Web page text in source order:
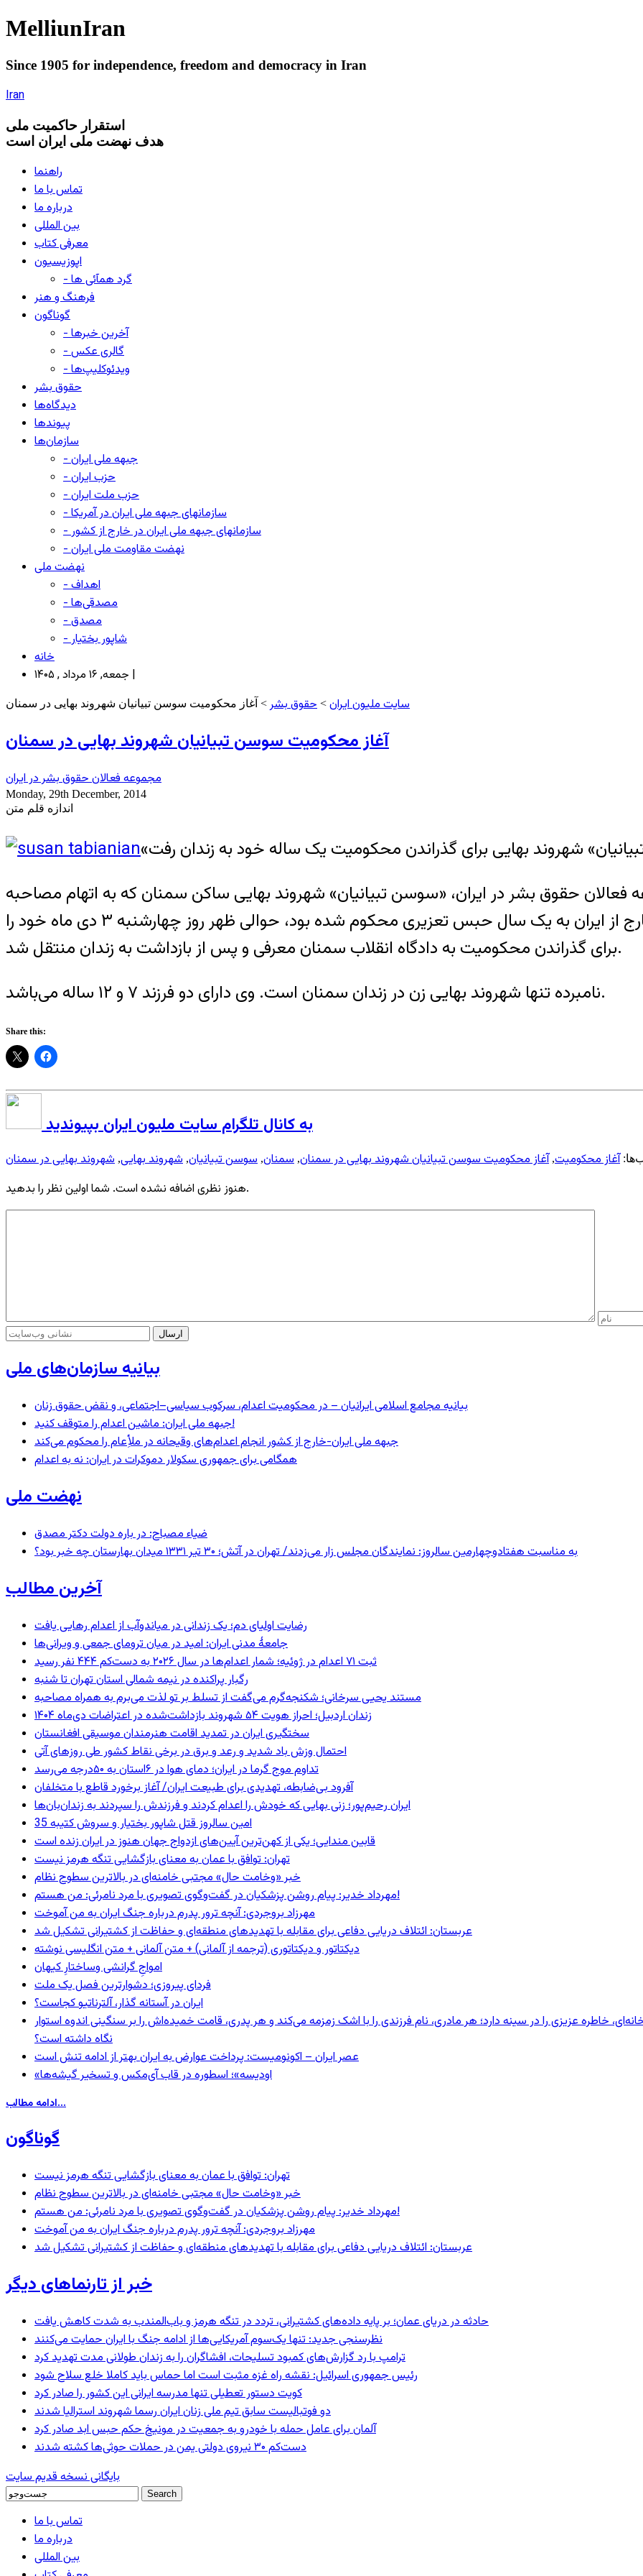
MelliunIran
Since 1905 for independence, freedom and democracy in Iran
Iran
استقرار حاکميت ملی
هدف نهضت ملی ایران است
راهنما
تماس با ما
درباره ما
بین المللی
معرفی کتاب
اپوزیسیون
- گرد همآئی ها
فرهنگ و هنر
گوناگون
- آخرین خبرها
- گالری عکس
- ویدئوکلیپ‌ها
حقوق بشر
دیدگاه‌ها
پیوندها
سازمان‌ها
- جبهه ملی ایران
- حزب ایران
- حزب ملت ایران
- سازمانهای جبهه ملی ایران در آمریکا
- سازمانهای جبهه ملی ایران در خارج از کشور
- نهضت مقاومت ملی ایران
نهضت ملی
- اهداف
- مصدقی‌ها
- مصدق
- شاپور بختیار
خانه
جمعه, ۱۶ مرداد , ۱۴۰۵ |
سایت ملیون ایران > حقوق بشر > آغاز محکومیت سوسن تبیانیان شهروند بهایی در سمنان
آغاز محکومیت سوسن تبیانیان شهروند بهایی در سمنان
مجموعه فعالان حقوق بشر در ایران
Monday, 29th December, 2014
اندازه قلم متن
فعالان حقوق بشر در ایران، «سوسن تبیانیان» شهروند بهایی ساکن سمنان که به اتهام مصاحبه
درباره وضعیت اقتصادی بهاییان با رسانه‌های خارج از ایران به یک سال حبس تعزیری محکوم شده بود، حوالی ظهر روز چهارشنبه ۳ دی ماه خود را
برای گذراندن محکومیت به دادگاه انقلاب سمنان معرفی و پس از بازداشت به زندان منتقل شد.
نامبرده تنها شهروند بهایی زن در زندان سمنان است. وی دارای دو فرزند ۷ و ۱۲ ساله می‌باشد.
Share this:
به کانال تلگرام سایت ملیون ایران بپیوندید
آغاز محکومیت,آغاز محکومیت سوسن تبیانیان شهروند بهایی در سمنان, سمنان, سوسن تبیانیان, شهروند بهایی, شهروند بهایی در سمنان
هنوز نظری اضافه نشده است. شما اولین نظر را بدهید.
بیانیه سازمان‌های ملی
بیانیه مجامع اسلامی ایرانیان – در محکومیت اعدام، سرکوب سیاسی–اجتماعی، و نقض حقوق زنان
جبهه ملی ایران: ماشین اعدام را متوقف کنید!
جبهه ملی ایران-خارج از کشور انجام اعدام‌های وقیحانه در ملأِعام را محکوم می‌کند
همگامی برای جمهوری سکولار دموکرات در ایران: نه به اعدام
نهضت ملی
ضیاء مصباح: در باره دولت دکتر مصدق
به مناسبت هفتادوچهارمین سالروز: نمایندگان مجلس زار می‌زدند/ تهران در آتش؛ ۳۰ تیر ۱۳۳۱ میدان بهارستان چه خبر بود؟
آخرین مطالب
رضایت اولیای دم؛ یک زندانی در میاندوآب از اعدام رهایی یافت
جامعهٔ مدنی ایران: امید در میان ترومای جمعی و ویرانی‌ها
ثبت ۷۱ اعدام در ژوئیه؛ شمار اعدام‌ها در سال ۲۰۲۶ به دست‌کم ۴۴۴ نفر رسید
رگبار پراکنده در نیمه شمالی استان تهران تا شنبه
مستند یحیی سرخانی؛ شکنجه‌گرم می‌گفت از تسلط بر تو لذت می‌برم به همراه مصاحبه
زندان اردبیل؛ احراز هویت ۵۴ شهروند بازداشت‌شده در اعتراضات دی‌ماه ۱۴۰۴
سختگیری ایران در تمدید اقامت هنرمندان موسیقی افغانستان
احتمال وزش باد شدید و رعد و برق در برخی نقاط کشور طی روزهای آتی
تداوم موج گرما در ایران؛ دمای هوا در ۶استان به ۵۰درجه می‌رسد
آفرود بی‌ضابطه، تهدیدی برای طبیعت ایران/ آغاز برخورد قاطع با متخلفان
ایران رحیم‌پور؛ زنی بهایی که خودش را اعدام کردند و فرزندش را سپردند به زندان‌بان‌ها
35 امین سالروز قتل شاپور بختیار و سروش کتیبه
قابین مندایی؛ یکی از کهن‌ترین آیین‌های ازدواج جهان هنوز در ایران زنده است
تهران: توافق با عمان به معنای بازگشایی تنگه هرمز نیست
خبر «وخامت حال» مجتبی خامنه‌ای در بالاترین سطوح نظام
مهرداد خدیر: پیام روشن پزشکیان در گفت‌و‌گوی تصویری با مرد نامرئی: من هستم!
مهرزاد بروجردی: آنچه ترور پدرم درباره جنگ ایران به من آموخت
عربستان: ائتلاف دریایی دفاعی برای مقابله با تهدیدهای منطقه‌ای و حفاظت از کشتیرانی تشکیل شد
دیکتاتور و دیکتاتوری (ترجمه از آلمانی) + متن آلمانی + متن انگلیسی نوشته
‌امواجِ گرانشی وساختارِ کیهان
فردای پیروزی؛ دشوارترین فصل یک ملت
ایران در آستانه گذار، آلترناتیو کجاست؟
خاطره عزیزی را در سینه دارد؛ هر مادری، نام فرزندی را با اشک زمزمه می‌کند و هر پدری، قامت خمیده‌اش را بر سنگینی اندوه استوار
نگاه داشته است؟
عصر ایران – اکونومیست: پرداخت عوارض به ایران بهتر از ادامه تنش است
«اودیسه»؛ اسطوره در قاب آی‌مکس و تسخیر گیشه‌ها
ادامه مطالب...
گوناگون
تهران: توافق با عمان به معنای بازگشایی تنگه هرمز نیست
خبر «وخامت حال» مجتبی خامنه‌ای در بالاترین سطوح نظام
مهرداد خدیر: پیام روشن پزشکیان در گفت‌و‌گوی تصویری با مرد نامرئی: من هستم!
مهرزاد بروجردی: آنچه ترور پدرم درباره جنگ ایران به من آموخت
عربستان: ائتلاف دریایی دفاعی برای مقابله با تهدیدهای منطقه‌ای و حفاظت از کشتیرانی تشکیل شد
خبر از تارنماهای دیگر
حادثه در دریای عمان؛ بر پایه داده‌های کشتیرانی، تردد در تنگه هرمز و باب‌المندب به شدت کاهش یافت
نظرسنجی جدید: تنها یک‌سوم آمریکایی‌ها از ادامه جنگ با ایران حمایت می‌کنند
ترامپ با رد گزارش‌های کمبود تسلیحات، افشاگران را به زندان طولانی مدت تهدید کرد
رئیس‌ جمهوری اسرائیل: نقشه راه غزه مثبت است اما حماس باید کاملا خلع سلاح شود
کویت دستور تعطیلی تنها مدرسه ایرانی این کشور را صادر کرد
دو فوتبالیست سابق تیم ملی زنان ایران رسما شهروند استرالیا شدند
آلمان برای عامل حمله با خودرو به جمعیت در مونیخ حکم حبس ابد صادر کرد
دست‌کم ۳۰ نیروی دولتی یمن در حملات حوثی‌ها کشته شدند
بایگانی نسخه قدیم سایت
تماس با ما
درباره ما
بین المللی